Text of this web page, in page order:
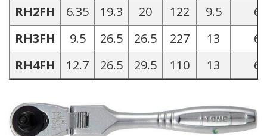
RH2FH
6.35 19.3 20 122 9.5
6
RH3FH
9.5 26.5 26.5 227 13
6
RH4FH
12.7 26.5 29.5 110 13 6